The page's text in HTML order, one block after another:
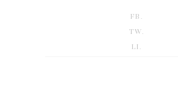
FB.
TW.
LI.